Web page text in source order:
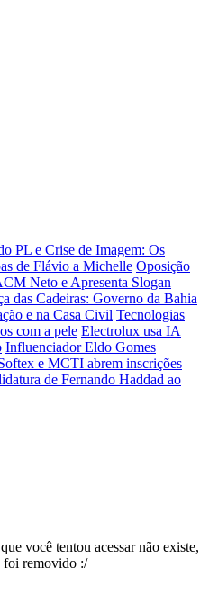
PL e Crise de Imagem: Os
de Flávio a Michelle Oposição
Neto e Apresenta Slogan
das Cadeiras: Governo da Bahia
e na Casa Civil Tecnologias
com a pele Electrolux usa IA
Influenciador Eldo Gomes
e MCTI abrem inscrições
de Fernando Haddad ao
você tentou acessar não existe,
foi removido :/